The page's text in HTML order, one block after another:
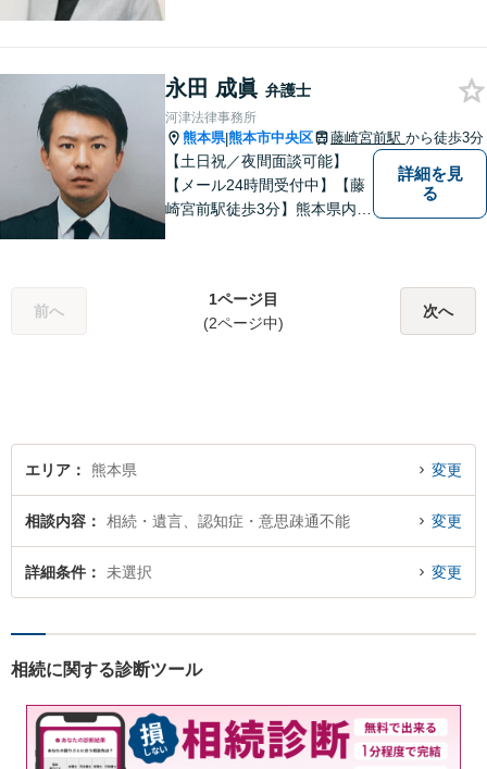
い！
永田 成眞 弁護士
河津法律事務所
熊本県|熊本市中央区 藤崎宮前駅 から徒歩3分
【土日祝／夜間面談可能】
【メール24時間受付中】【藤
崎宮前駅徒歩3分】熊本県内及
の方の契約関係トラブルまで
幅広くご相談いただいており
詳細を見
る
前へ
1ページ目
(2ページ中)
次へ
エリア 熊本県 変更
相談内容 相続・遺言、認知症・意思疎通不能 変更
詳細条件 未選択 変更
相続に関する診断ツール